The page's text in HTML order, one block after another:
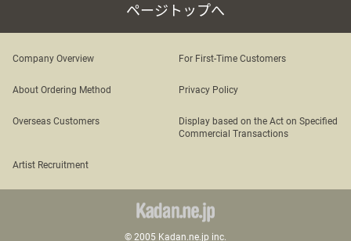
ページトップへ
Company Overview For First-Time Customers
About Ordering Method Privacy Policy
Overseas Customers
Display based on the Act on Specified
Commercial Transactions
Artist Recruitment
© 2005 Kadan.ne.jp inc.